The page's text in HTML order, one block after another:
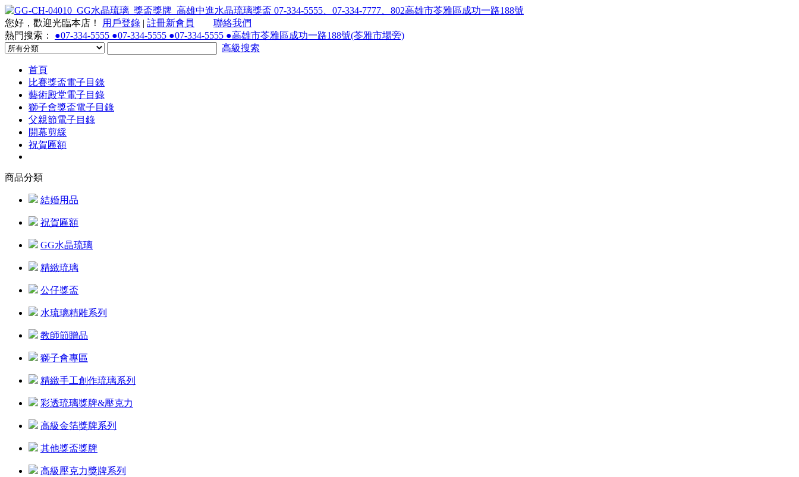
您好，歡迎光臨本店！ 用戶登錄 | 註冊新會員
聯絡我們
熱門搜索： ●07-334-5555 ●07-334-5555 ●07-334-5555 ●高雄市苓雅區成功一路188號(苓雅市場旁)
高級搜索
首頁
比賽獎盃電子目錄
藝術殿堂電子目錄
獅子會獎盃電子目錄
父親節電子目錄
開幕剪綵
祝賀匾額
商品分類
結婚用品
祝賀匾額
GG水晶琉璃
精緻琉璃
公仔獎盃
水琉璃精雕系列
教師節贈品
獅子會專區
精緻手工創作琉璃系列
彩透琉璃獎牌&壓克力
高級金箔獎牌系列
其他獎盃獎牌
高級壓克力獎牌系列